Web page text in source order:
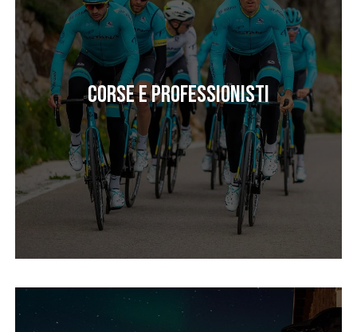
Corse e professionisti